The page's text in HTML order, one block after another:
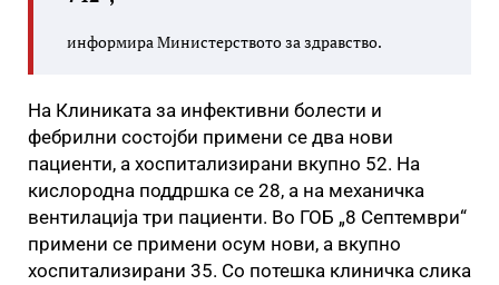
информира Министерството за здравство.
На Клиниката за инфективни болести и
фебрилни состојби примени се два нови
пациенти, а хоспитализирани вкупно 52. На
кислородна поддршка се 28, а на механичка
вентилација три пациенти. Во ГОБ „8 Септември“
примени се примени осум нови, а вкупно
хоспитализирани 35. Со потешка клиничка слика